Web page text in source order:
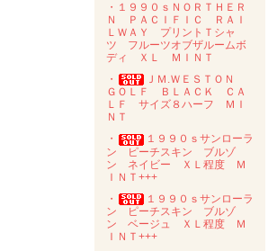
・１９９０ｓＮＯＲＴＨＥＲ
Ｎ ＰＡＣＩＦＩＣ ＲＡＩ
ＬＷＡＹ プリントＴシャ
ツ フルーツオブザルームボ
ディ ＸＬ ＭＩＮＴ
・
ＪＭ.ＷＥＳＴＯＮ
ＧＯＬＦ ＢＬＡＣＫ ＣＡ
ＬＦ サイズ８ハーフ ＭＩ
ＮＴ
・
１９９０ｓサンローラ
ン ピーチスキン ブルゾ
ン ネイビー ＸＬ程度 Ｍ
ＩＮＴ+++
・
１９９０ｓサンローラ
ン ピーチスキン ブルゾ
ン ベージュ ＸＬ程度 Ｍ
ＩＮＴ+++